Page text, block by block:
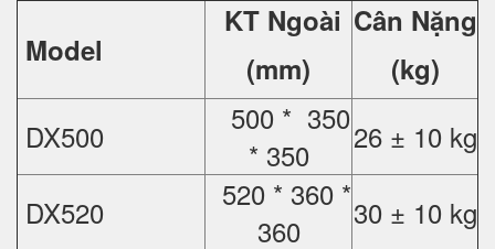
Model
KT Ngoài
(mm)
Cân Nặng
(kg)
DX500
500 * 350
* 350
26 ± 10 kg
DX520
520 * 360 *
360
30 ± 10 kg